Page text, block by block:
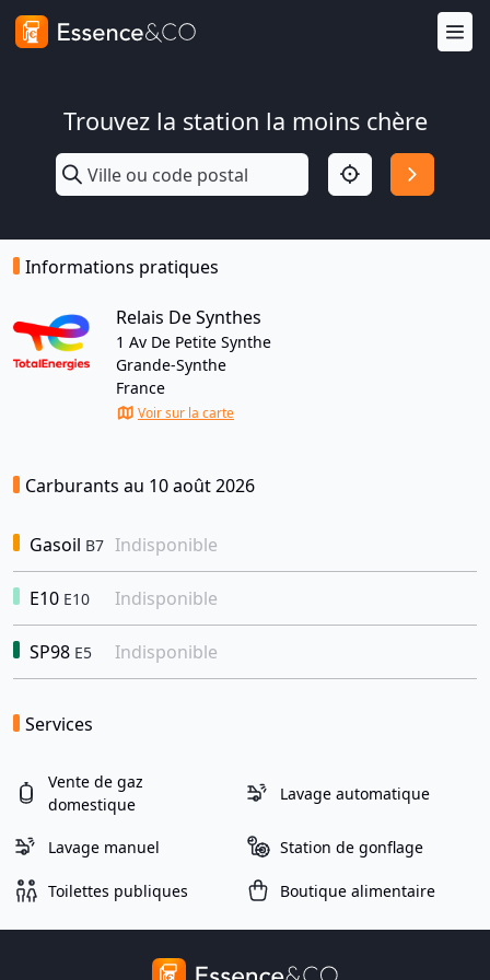
Trouvez la station la moins chère
Informations pratiques
Relais De Synthes
1 Av De Petite Synthe
Grande-Synthe
France
Voir sur la carte
Carburants au 10 août 2026
Gasoil B7 Indisponible
E10 E10 Indisponible
SP98 E5 Indisponible
Services
Vente de gaz
domestique
Lavage automatique
Lavage manuel Station de gonflage
Toilettes publiques Boutique alimentaire